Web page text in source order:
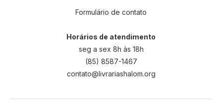
Formulário de contato
Horários de atendimento
seg a sex 8h às 18h
(85) 8587-1467
contato@livrariashalom.org